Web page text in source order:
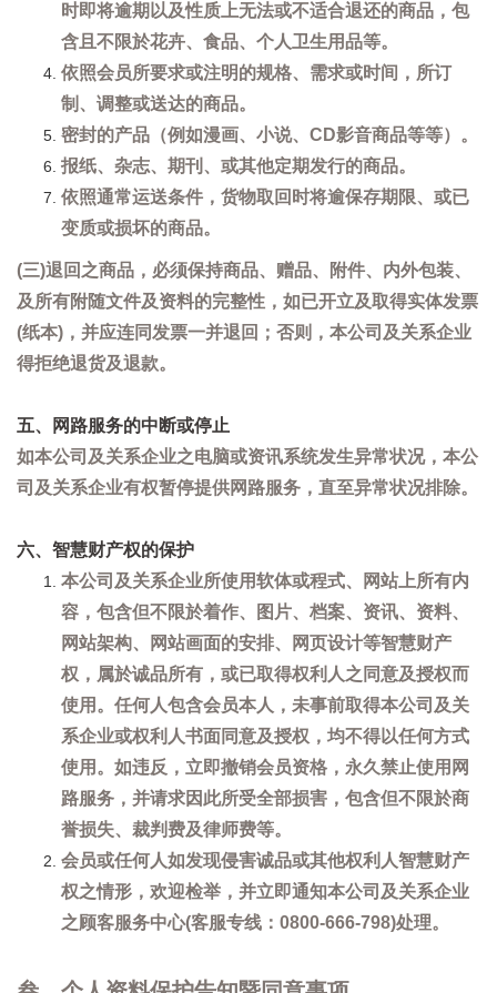
时即将逾期以及性质上无法或不适合退还的商品，包
含且不限於花卉、食品、个人卫生用品等。
依照会员所要求或注明的规格、需求或时间，所订
制、调整或送达的商品。
密封的产品（例如漫画、小说、CD影音商品等等）。
报纸、杂志、期刊、或其他定期发行的商品。
依照通常运送条件，货物取回时将逾保存期限、或已
变质或损坏的商品。
(三)退回之商品，必须保持商品、赠品、附件、内外包装、
及所有附随文件及资料的完整性，如已开立及取得实体发票
(纸本)，并应连同发票一并退回；否则，本公司及关系企业
得拒绝退货及退款。
五、网路服务的中断或停止
如本公司及关系企业之电脑或资讯系统发生异常状况，本公
司及关系企业有权暂停提供网路服务，直至异常状况排除。
六、智慧财产权的保护
本公司及关系企业所使用软体或程式、网站上所有内
容，包含但不限於着作、图片、档案、资讯、资料、
网站架构、网站画面的安排、网页设计等智慧财产
权，属於诚品所有，或已取得权利人之同意及授权而
使用。任何人包含会员本人，未事前取得本公司及关
系企业或权利人书面同意及授权，均不得以任何方式
使用。如违反，立即撤销会员资格，永久禁止使用网
路服务，并请求因此所受全部损害，包含但不限於商
誉损失、裁判费及律师费等。
会员或任何人如发现侵害诚品或其他权利人智慧财产
权之情形，欢迎检举，并立即通知本公司及关系企业
之顾客服务中心(客服专线：0800-666-798)处理。